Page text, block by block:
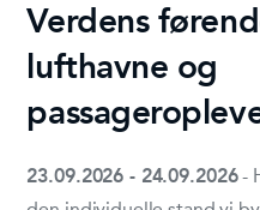
Verdens
lufthavne og
23.09.2026 - 24.09.2026-